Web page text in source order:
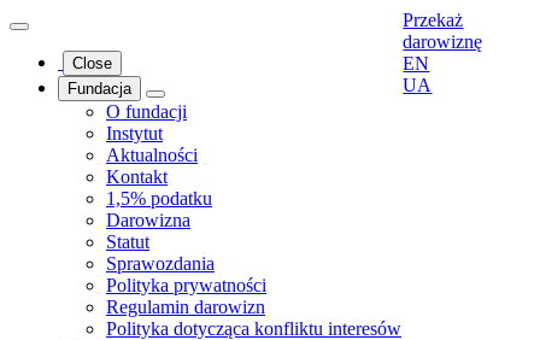
Close
Fundacja
O fundacji
Instytut
Aktualności
Kontakt
1,5% podatku
Darowizna
Statut
Sprawozdania
Polityka prywatności
Regulamin darowizn
Polityka dotycząca konfliktu interesów
Przekaż
darowiznę
EN
UA